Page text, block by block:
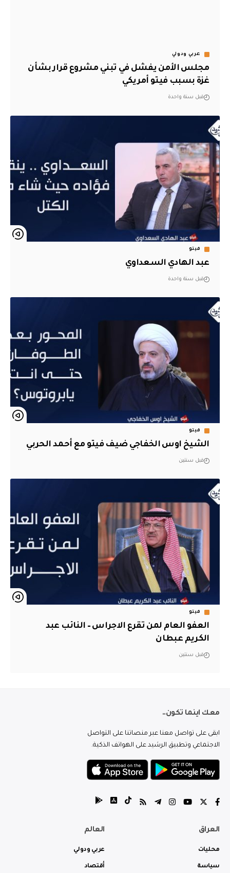
عربي ودولي
مجلس الأمن يفشل في تبني مشروع قرار بشأن
غزة بسبب فيتو أمريكي
قبل سنة واحدة
فيتو
عبد الهادي السعداوي
قبل سنة واحدة
فيتو
الشيخ اوس الخفاجي ضيف فيتو مع أحمد الحربي
قبل سنتين
فيتو
العفو العام لمن تقرع الاجراس – النائب عبد
الكريم عبطان
قبل سنتين
معك اينما تكون..
ابقى على تواصل معنا عبر منصاتنا على التواصل
الاجتماعي وتطبيق الرشيد على الهواتف الذكية.
العراق
محليات
سياسة
العالم
عربي ودولي
أقتصاد